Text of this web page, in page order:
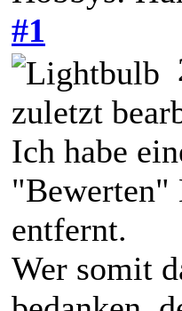
#1
zuletzt
Ich habe
"Bewerten"
entfernt.
Wer somit